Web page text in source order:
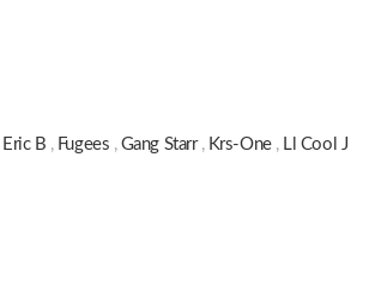
Eric B , Fugees , Gang Starr, Krs-One, Ll Cool J